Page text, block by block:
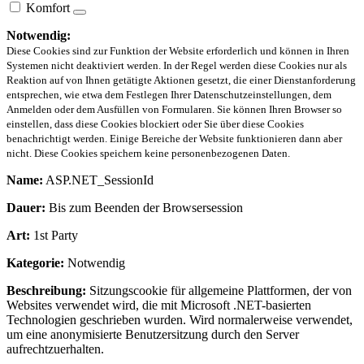
Komfort
Notwendig:
Diese Cookies sind zur Funktion der Website erforderlich und können in Ihren
Systemen nicht deaktiviert werden. In der Regel werden diese Cookies nur als
Reaktion auf von Ihnen getätigte Aktionen gesetzt, die einer Dienstanforderung
entsprechen, wie etwa dem Festlegen Ihrer Datenschutzeinstellungen, dem
Anmelden oder dem Ausfüllen von Formularen. Sie können Ihren Browser so
einstellen, dass diese Cookies blockiert oder Sie über diese Cookies
benachrichtigt werden. Einige Bereiche der Website funktionieren dann aber
nicht. Diese Cookies speichern keine personenbezogenen Daten.
Name: ASP.NET_SessionId
Dauer: Bis zum Beenden der Browsersession
Art: 1st Party
Kategorie: Notwendig
Beschreibung: Sitzungscookie für allgemeine Plattformen, der von
Websites verwendet wird, die mit Microsoft .NET-basierten
Technologien geschrieben wurden. Wird normalerweise verwendet,
um eine anonymisierte Benutzersitzung durch den Server
aufrechtzuerhalten.